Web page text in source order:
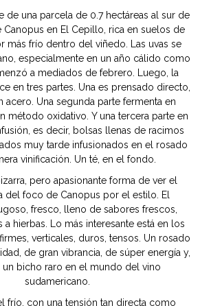
de una parcela de 0.7 hectáreas al sur de
Canopus en El Cepillo, rica en suelos de
más frío dentro del viñedo. Las uvas se
especialmente en un año cálido como
a mediados de febrero. Luego, la
en tres partes. Una es prensado directo,
acero. Una segunda parte fermenta en
método oxidativo. Y una tercera parte en
es decir, bolsas llenas de racimos
muy tarde infusionados en el rosado
vinificación. Un té, en el fondo.
pero apasionante forma de ver el
del foco de Canopus por el estilo. El
fresco, lleno de sabores frescos,
a hierbas. Lo más interesante está en los
verticales, duros, tensos. Un rosado
de gran vibrancia, de súper energía y,
un bicho raro en el mundo del vino
sudamericano.
frío, con una tensión tan directa como